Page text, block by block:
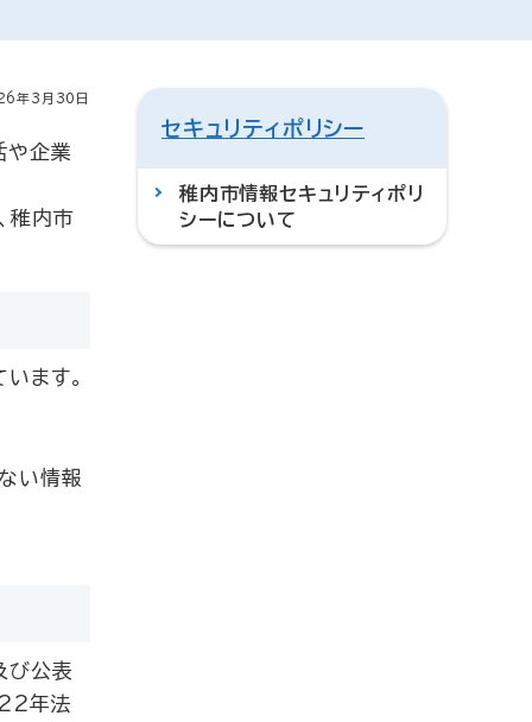
年3月30日
や企業
稚内市
ます。
い情報
び公表
22年法
セキュリティポリシー
稚内市情報セキュリティポリ
シーについて